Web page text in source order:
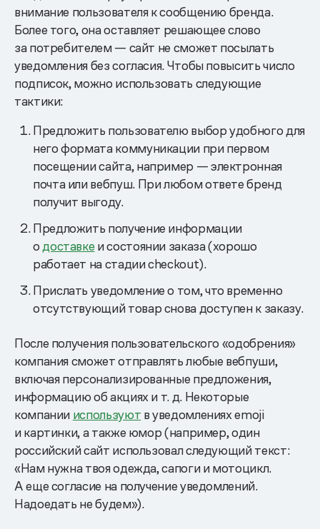
внимание пользователя к сообщению бренда.
Более того, она оставляет решающее слово
за потребителем — сайт не сможет посылать
уведомления без согласия. Чтобы повысить число
подписок, можно использовать следующие
тактики:
Предложить пользователю выбор удобного для
него формата коммуникации при первом
посещении сайта, например — электронная
почта или вебпуш. При любом ответе бренд
получит выгоду.
Предложить получение информации
о доставке и состоянии заказа (хорошо
работает на стадии checkout).
Прислать уведомление о том, что временно
отсутствующий товар снова доступен к заказу.
После получения пользовательского «одобрения»
компания сможет отправлять любые вебпуши,
включая персонализированные предложения,
информацию об акциях и т. д. Некоторые
компании используют в уведомлениях emoji
и картинки, а также юмор (например, один
российский сайт использовал следующий текст:
«Нам нужна твоя одежда, сапоги и мотоцикл.
А еще согласие на получение уведомлений.
Надоедать не будем»).